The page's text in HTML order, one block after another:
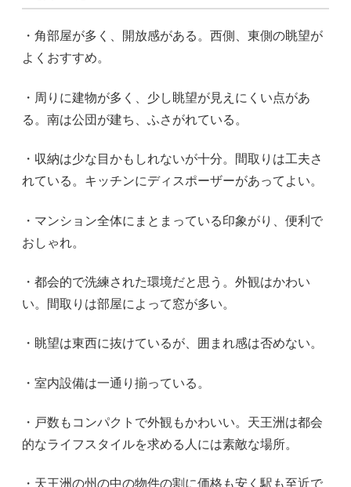
・角部屋が多く、開放感がある。西側、東側の眺望が
よくおすすめ。
・周りに建物が多く、少し眺望が見えにくい点があ
る。南は公団が建ち、ふさがれている。
・収納は少な目かもしれないが十分。間取りは工夫さ
れている。キッチンにディスポーザーがあってよい。
・マンション全体にまとまっている印象がり、便利で
おしゃれ。
・都会的で洗練された環境だと思う。外観はかわい
い。間取りは部屋によって窓が多い。
・眺望は東西に抜けているが、囲まれ感は否めない。
・室内設備は一通り揃っている。
・戸数もコンパクトで外観もかわいい。天王洲は都会
的なライフスタイルを求める人には素敵な場所。
・天王洲の州の中の物件の割に価格も安く駅も至近で